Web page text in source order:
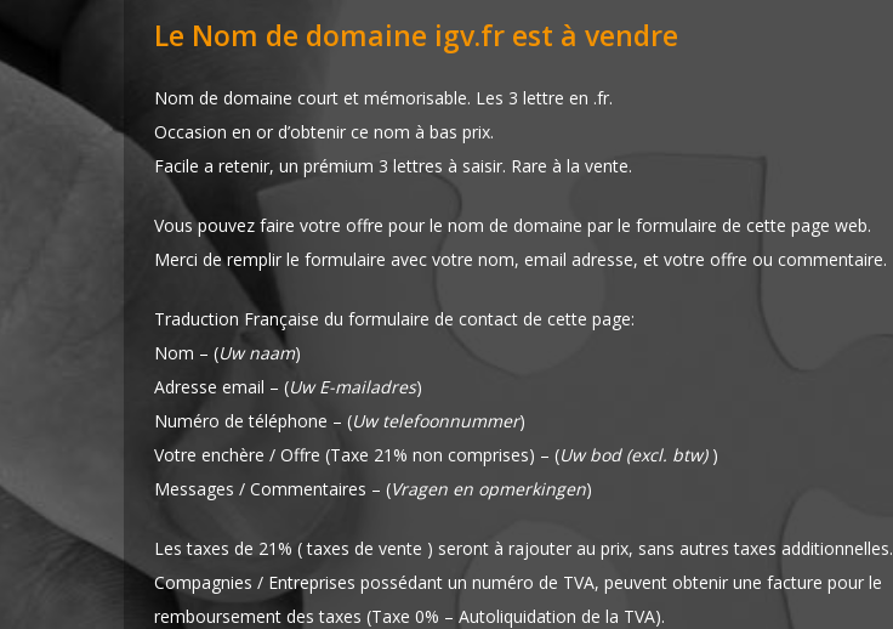
Le Nom de domaine igv.fr est à vendre
Nom de domaine court et mémorisable. Les 3 lettre en .fr.
Occasion en or d’obtenir ce nom à bas prix.
Facile a retenir, un prémium 3 lettres à saisir. Rare à la vente.
Vous pouvez faire votre offre pour le nom de domaine par le formulaire de cette page web.
Merci de remplir le formulaire avec votre nom, email adresse, et votre offre ou commentaire.
Traduction Française du formulaire de contact de cette page:
Nom – (Uw naam)
Adresse email – (Uw E-mailadres)
Numéro de téléphone – (Uw telefoonnummer)
Votre enchère / Offre (Taxe 21% non comprises) – (Uw bod (excl. btw) )
Messages / Commentaires – (Vragen en opmerkingen)
Les taxes de 21% ( taxes de vente ) seront à rajouter au prix, sans autres taxes additionnelles.
Compagnies / Entreprises possédant un numéro de TVA, peuvent obtenir une facture pour le
remboursement des taxes (Taxe 0% – Autoliquidation de la TVA).